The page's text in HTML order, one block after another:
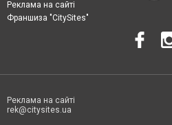
Реклама на сайті
Франшиза "CitySites"
Реклама на сайті
rek@citysites.ua